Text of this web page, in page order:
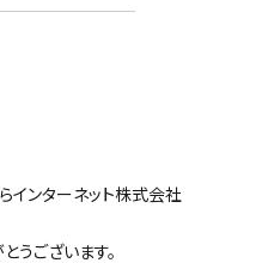
式会社
うございます。